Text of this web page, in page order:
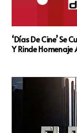
‘Días De Cine’ Se
Y Rinde Homenaje